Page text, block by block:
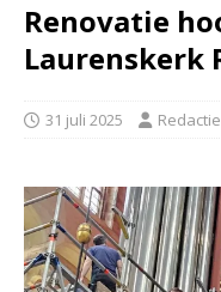
Renovatie
Laurenskerk
31 juli 2025 Redactie